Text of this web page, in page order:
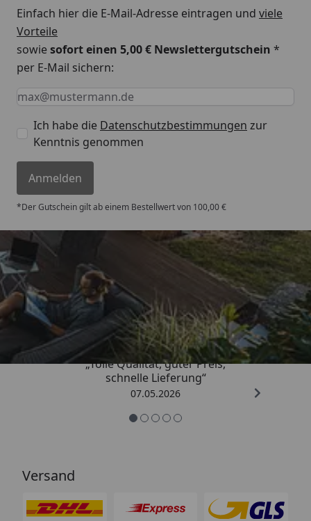
Einfach hier die E-Mail-Adresse eintragen und viele
Vorteile
sowiesofort einen 5,00 € Newslettergutschein *
per E-Mail sichern:
Keine Eingabe erforderlich
Eingabe erforderlich
E-Mail *
Ich habe die Datenschutzbestimmungen zur
Kenntnis genommen
Anmelden
*Der Gutschein gilt ab einem Bestellwert von 100,00 €
Trusted Shops
4,67/ 5
„Tolle Qualität, guter Preis,
schnelle Lieferung“
07.05.2026
Versand